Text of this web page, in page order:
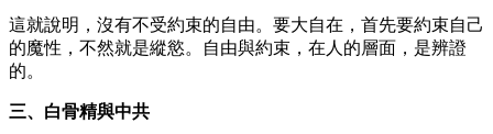
這就說明，沒有不受約束的自由。要大自在，首先要約束自己
的魔性，不然就是縱慾。自由與約束，在人的層面，是辨證
的。
三、白骨精與中共